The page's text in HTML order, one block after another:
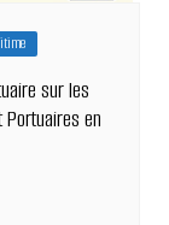
sur les
en